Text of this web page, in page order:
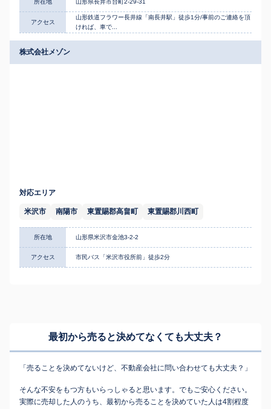
所在地 山形県長井市台町2-29-31
アクセス
山形鉄道フラワー長井線「南長井駅」徒歩1分/事前のご連絡を頂
ければ、車で...
株式会社メゾン
対応エリア
米沢市 南陽市 東置賜郡高畠町 東置賜郡川西町
所在地 山形県米沢市金池3-2-2
アクセス 市民バス「米沢市役所前」徒歩2分
最初から売ると決めてなくても大丈夫？
「売ることを決めてないけど、不動産会社に問い合わせても大丈夫？」
そんな不安をもつ方もいらっしゃると思います。でもご安心ください。
実際に売却した人のうち、最初から売ることを決めていた人は4割程度